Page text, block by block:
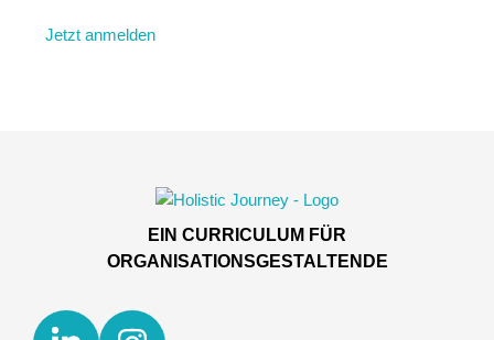
Jetzt anmelden
EIN CURRICULUM FÜR
ORGANISATIONSGESTALTENDE